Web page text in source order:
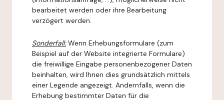
bearbeitet werden oder ihre Bearbeitung
verzögert werden.
Sonderfall:Wenn Erhebungsformulare (zum
Beispiel auf der Website integrierte Formulare)
die freiwillige Eingabe personenbezogener Daten
beinhalten, wird Ihnen dies grundsätzlich mittels
einer Legende angezeigt. Andernfalls, wenn die
Erhebung bestimmter Daten für die